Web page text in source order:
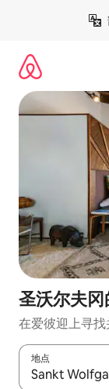
圣沃尔夫
在爱彼迎上寻
地点
如有搜索结果